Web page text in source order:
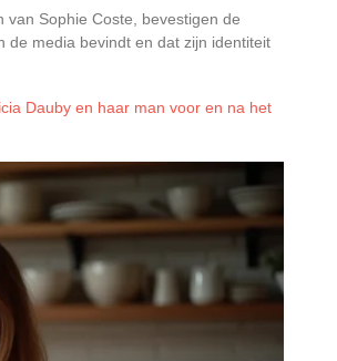
Sophie Coste, bevestigen de
de media bevindt en dat zijn identiteit
Dauby en haar man voor en na het